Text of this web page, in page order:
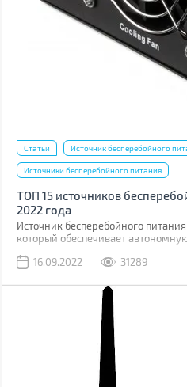
Статьи Источник бесперебойного
Источники бесперебойного питания
ТОП 15 источников
2022 года
Источник бесперебойного
который обеспечивает
емкости встроенного
некоторые могут поддерживать
16.09.2022 31289